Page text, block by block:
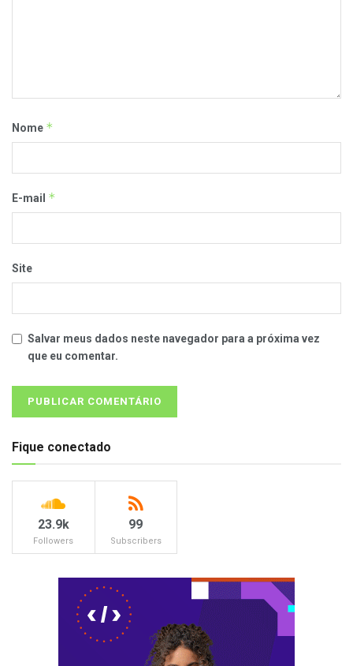
Nome *
E-mail *
Site
Salvar meus dados neste navegador para a próxima vez
que eu comentar.
Fique conectado
23.9k
Followers
99
Subscribers